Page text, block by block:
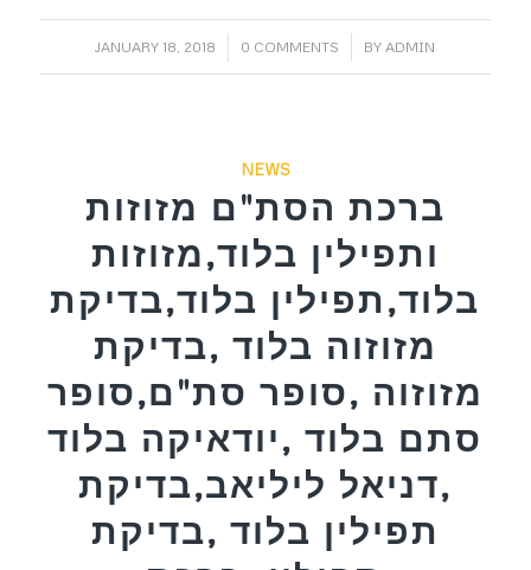
JANUARY 18, 2018
/ 0 COMMENTS
/ BY ADMIN
NEWS
ברכת הסת"ם מזוזות
ותפילין בלוד,מזוזות
בלוד,תפילין בלוד,בדיקת
מזוזוה בלוד ,בדיקת
מזוזוה ,סופר סת"ם,סופר
סתם בלוד ,יודאיקה בלוד
,דניאל ליליאב,בדיקת
תפילין בלוד ,בדיקת